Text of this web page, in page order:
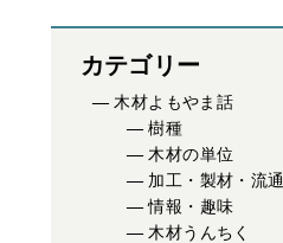
カテゴリー
木材よもやま話
樹種
木材の単位
加工・製材・流通
情報・趣味
木材うんちく